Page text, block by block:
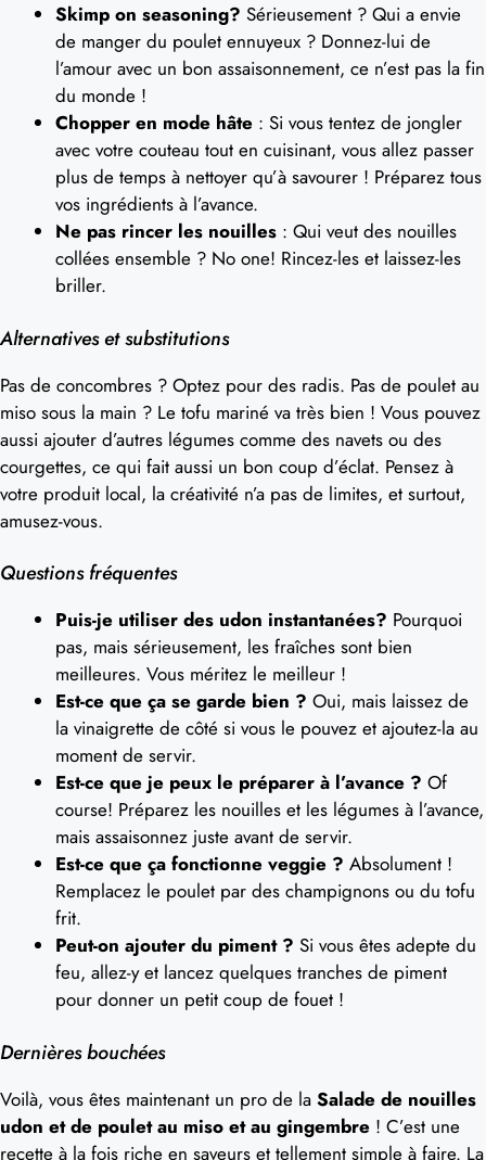
Skimp on seasoning? Sérieusement ? Qui a envie
de manger du poulet ennuyeux ? Donnez-lui de
l’amour avec un bon assaisonnement, ce n’est pas la fin
du monde !
Chopper en mode hâte : Si vous tentez de jongler
avec votre couteau tout en cuisinant, vous allez passer
plus de temps à nettoyer qu’à savourer ! Préparez tous
vos ingrédients à l’avance.
Ne pas rincer les nouilles : Qui veut des nouilles
collées ensemble ? No one! Rincez-les et laissez-les
briller.
Alternatives et substitutions
Pas de concombres ? Optez pour des radis. Pas de poulet au
miso sous la main ? Le tofu mariné va très bien ! Vous pouvez
aussi ajouter d’autres légumes comme des navets ou des
courgettes, ce qui fait aussi un bon coup d’éclat. Pensez à
votre produit local, la créativité n’a pas de limites, et surtout,
amusez-vous.
Questions fréquentes
Puis-je utiliser des udon instantanées? Pourquoi
pas, mais sérieusement, les fraîches sont bien
meilleures. Vous méritez le meilleur !
Est-ce que ça se garde bien ? Oui, mais laissez de
la vinaigrette de côté si vous le pouvez et ajoutez-la au
moment de servir.
Est-ce que je peux le préparer à l’avance ? Of
course! Préparez les nouilles et les légumes à l’avance,
mais assaisonnez juste avant de servir.
Est-ce que ça fonctionne veggie ? Absolument !
Remplacez le poulet par des champignons ou du tofu
frit.
Peut-on ajouter du piment ? Si vous êtes adepte du
feu, allez-y et lancez quelques tranches de piment
pour donner un petit coup de fouet !
Dernières bouchées
Voilà, vous êtes maintenant un pro de la Salade de nouilles
udon et de poulet au miso et au gingembre ! C’est une
recette à la fois riche en saveurs et tellement simple à faire. La